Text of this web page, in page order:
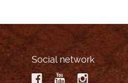
Social network